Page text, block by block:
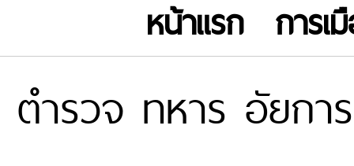
หน้าแรก การเ
ตำรวจ ทหาร อัยก